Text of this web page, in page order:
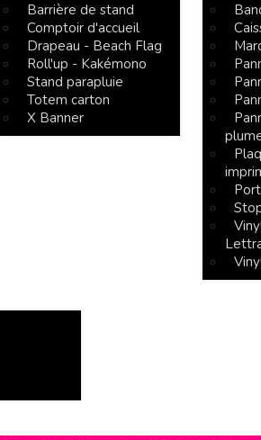
Barrière de stand
Comptoir d'accueil
Drapeau - Beach Flag
Roll'up - Kakémono
Stand parapluie
Totem carton
X Banner